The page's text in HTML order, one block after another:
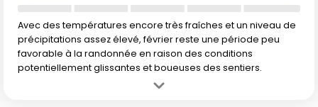
Avec des températures encore très fraîches et un niveau de
précipitations assez élevé, février reste une période peu
favorable à la randonnée en raison des conditions
potentiellement glissantes et boueuses des sentiers.